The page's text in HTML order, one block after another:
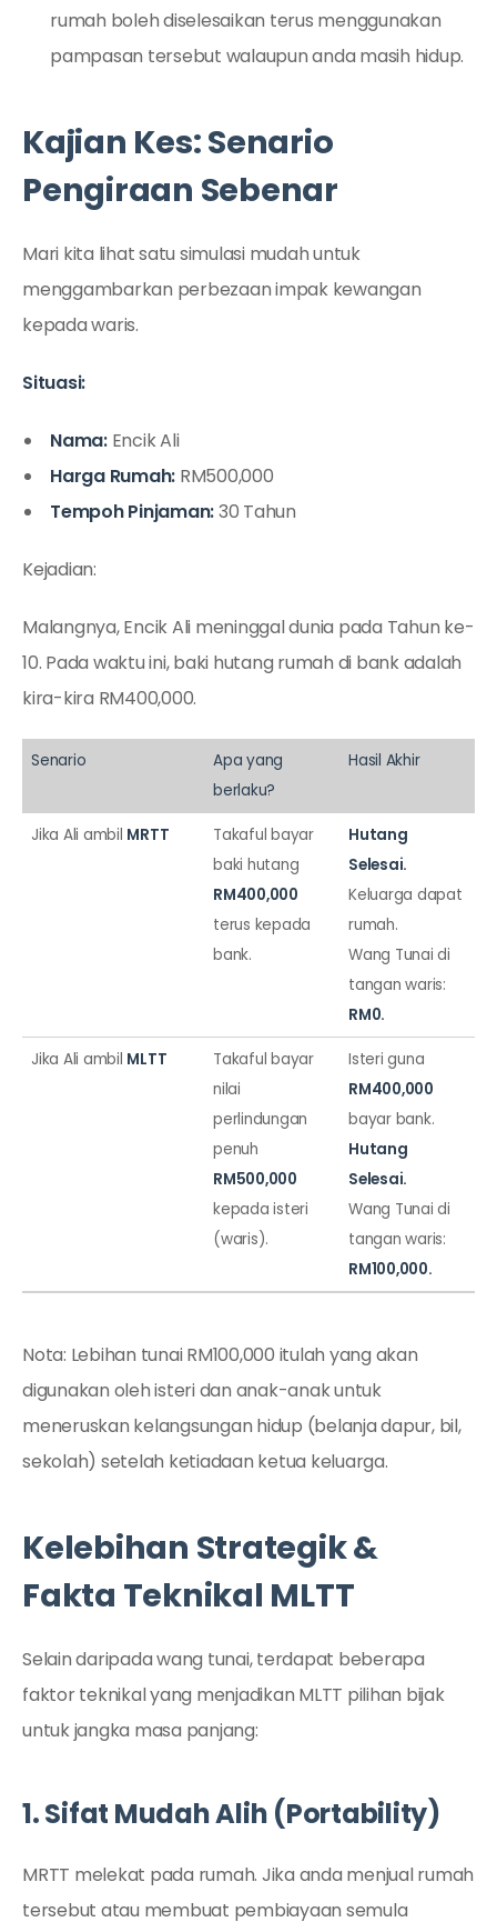
rumah boleh diselesaikan terus menggunakan
pampasan tersebut walaupun anda masih hidup.
Kajian Kes: Senario
Pengiraan Sebenar
Mari kita lihat satu simulasi mudah untuk
menggambarkan perbezaan impak kewangan
kepada waris.
Situasi:
Nama:Encik Ali
Harga Rumah: RM500,000
Tempoh Pinjaman:30 Tahun
Kejadian:
Malangnya, Encik Ali meninggal dunia pada Tahun ke-
10. Pada waktu ini, baki hutang rumah di bank adalah
kira-kira RM400,000.
Senario
Apa yang
berlaku?
Hasil Akhir
Jika Ali ambil MRTT
Takaful bayar
baki hutang
RM400,000
terus kepada
bank.
Hutang
Selesai.
Keluarga dapat
rumah.
Wang Tunai di
tangan waris:
RM0.
Jika Ali ambil MLTT
Takaful bayar
nilai
perlindungan
penuh
RM500,000
kepada isteri
(waris).
Isteri guna
RM400,000
bayar bank.
Hutang
Selesai.
Wang Tunai di
tangan waris:
RM100,000.
Nota: Lebihan tunai RM100,000 itulah yang akan
digunakan oleh isteri dan anak-anak untuk
meneruskan kelangsungan hidup (belanja dapur, bil,
sekolah) setelah ketiadaan ketua keluarga.
Kelebihan Strategik &
Fakta Teknikal MLTT
Selain daripada wang tunai, terdapat beberapa
faktor teknikal yang menjadikan MLTT pilihan bijak
untuk jangka masa panjang:
1. Sifat Mudah Alih (Portability)
MRTT melekat pada rumah. Jika anda menjual rumah
tersebut atau membuat pembiayaan semula